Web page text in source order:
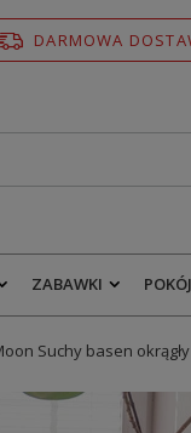
DARMOWA
ZABAWKI
Suchy basen